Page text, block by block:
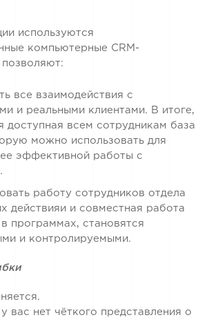
используются
компьютерные CRM-
все взаимодействия с
и реальными клиентами. В итоге,
доступная всем сотрудникам база
можно использовать для
эффективной работы с
работу сотрудников отдела
действияи и совместная работа
программах, становятся
и контролируемыми.
вас нет чёткого представления о